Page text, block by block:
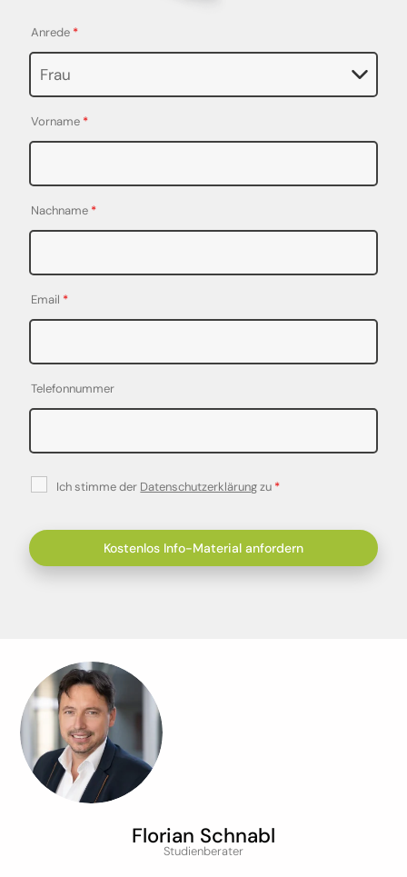
Anrede *
Vorname *
Nachname *
Email *
Telefonnummer
Ich stimme der Datenschutzerklärungzu *
Florian Schnabl
Studienberater